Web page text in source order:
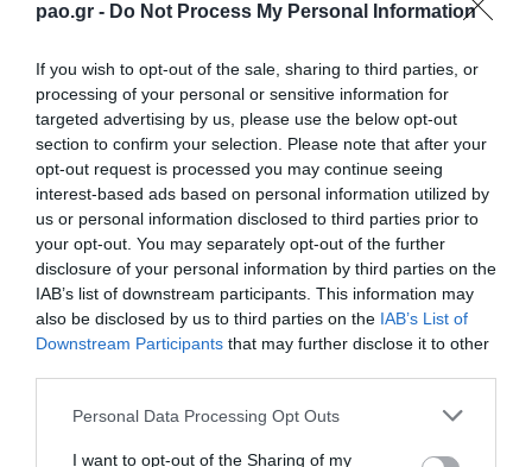
pao.gr - Do Not Process My Personal Information
If you wish to opt-out of the sale, sharing to third parties, or
processing of your personal or sensitive information for
targeted advertising by us, please use the below opt-out
section to confirm your selection. Please note that after your
opt-out request is processed you may continue seeing
interest-based ads based on personal information utilized by
us or personal information disclosed to third parties prior to
your opt-out. You may separately opt-out of the further
disclosure of your personal information by third parties on the
IAB’s list of downstream participants. This information may
also be disclosed by us to third parties on the IAB’s List of
Downstream Participants that may further disclose it to other
Please note that this website/app uses one or more Google
not limited to your visit or usage behaviour. You may click to
Personal Data Processing Opt Outs
I want to opt-out of the Sharing of my
υπολογίζεται σε 6 εβδομάδες περίπου.
Ο Σωκράτης Διούδης υποβλήθηκε σήμερα σε νέα
αξονική στο ΥΓΕΙΑ όπου νοσηλευεται από χθές το
βράδυ.Τα ευρήματα ήταν ξανά καθησυχαστικά και
το απόγευμα αναμένεται να πάρει εξιτήριο.
Συνολικά 11 ποδοσφαιριστές του Παναθηναϊκού
ενσωματώθηκαν με τις Εθνικές ομάδες. Ο